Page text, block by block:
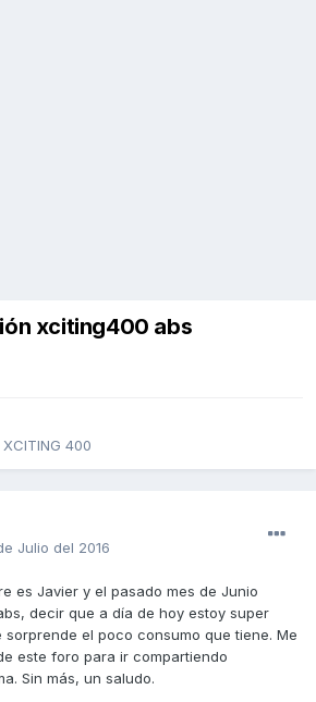
xciting400 abs
XCITING 400
Julio del 2016
es Javier y el pasado mes de Junio
decir que a día de hoy estoy super
el poco consumo que tiene. Me
este foro para ir compartiendo
Sin más, un saludo.